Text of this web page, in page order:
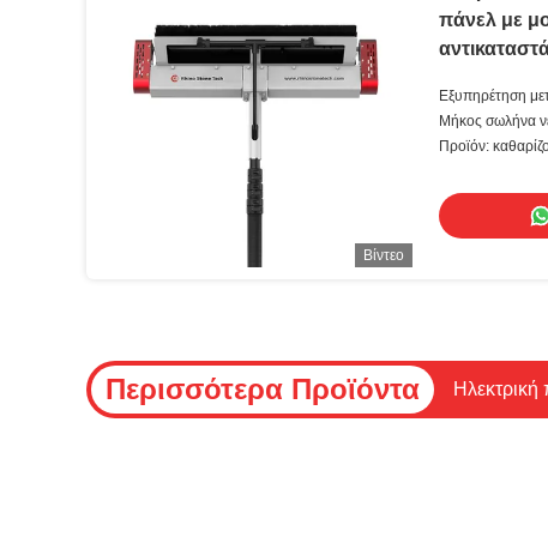
Βίντεο
πάνελ με
κοντάρι
Εξυπηρέτηση
Μήκος σωλήνα
προσαρμοστεί)
Προϊόν:
Περισσότερα Προϊόντα